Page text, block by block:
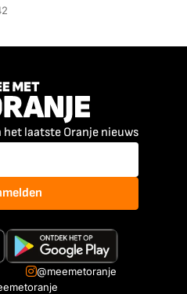
laatste Oranje nieuws
@meemetoranje